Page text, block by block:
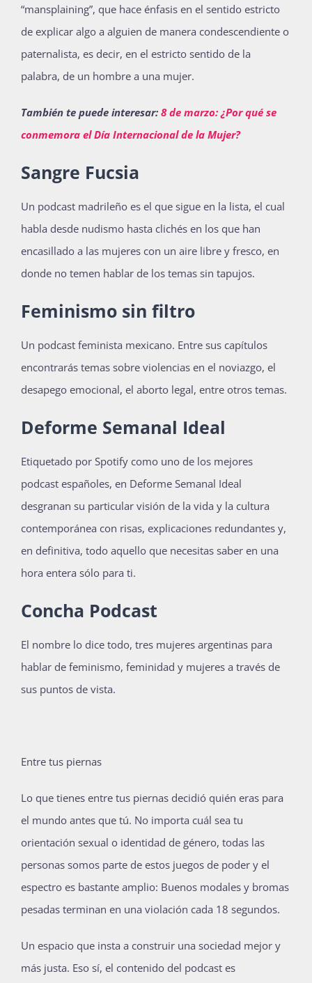
“mansplaining”, que hace énfasis en el sentido estricto
de explicar algo a alguien de manera condescendiente o
paternalista, es decir, en el estricto sentido de la
palabra, de un hombre a una mujer.
También te puede interesar: 8 de marzo: ¿Por qué se
conmemora el Día Internacional de la Mujer?
Sangre Fucsia
Un podcast madrileño es el que sigue en la lista, el cual
habla desde nudismo hasta clichés en los que han
encasillado a las mujeres con un aire libre y fresco, en
donde no temen hablar de los temas sin tapujos.
Feminismo sin filtro
Un podcast feminista mexicano. Entre sus capítulos
encontrarás temas sobre violencias en el noviazgo, el
desapego emocional, el aborto legal, entre otros temas.
Deforme Semanal Ideal
Etiquetado por Spotify como uno de los mejores
podcast españoles, en Deforme Semanal Ideal
desgranan su particular visión de la vida y la cultura
contemporánea con risas, explicaciones redundantes y,
en definitiva, todo aquello que necesitas saber en una
hora entera sólo para ti.
Concha Podcast
El nombre lo dice todo, tres mujeres argentinas para
hablar de feminismo, feminidad y mujeres a través de
sus puntos de vista.
Entre tus piernas
Lo que tienes entre tus piernas decidió quién eras para
el mundo antes que tú. No importa cuál sea tu
orientación sexual o identidad de género, todas las
personas somos parte de estos juegos de poder y el
espectro es bastante amplio: Buenos modales y bromas
pesadas terminan en una violación cada 18 segundos.
Un espacio que insta a construir una sociedad mejor y
más justa. Eso sí, el contenido del podcast es